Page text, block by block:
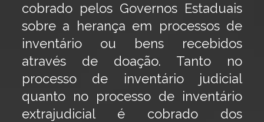
cobrado pelos Governos Estaduais
sobre a herança em processos de
inventário ou bens recebidos
através de doação. Tanto no
processo de inventário judicial
quanto no processo de inventário
extrajudicial é cobrado dos